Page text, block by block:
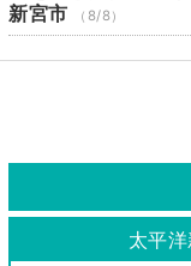
新宮市
（8/8）
太平